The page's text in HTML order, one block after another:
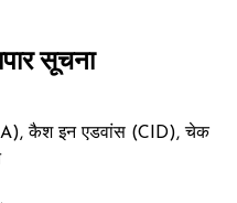
सूचना
कैश इन एडवांस (CID), चेक